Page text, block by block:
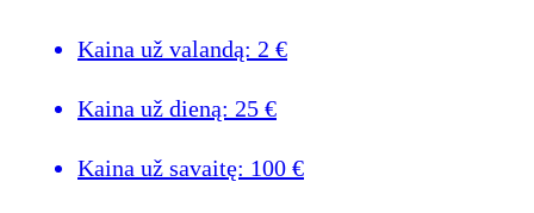
Kaina už valandą: 2 €
Kaina už dieną: 25 €
Kaina už savaitę: 100 €